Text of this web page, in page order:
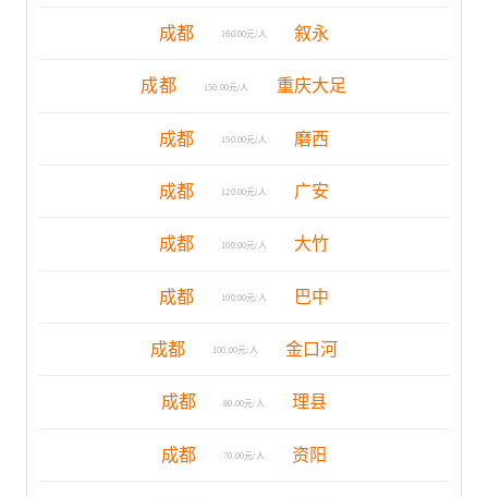
成都 160.00元/人 叙永
成都 150.00元/人 重庆大足
成都 150.00元/人 磨西
成都 120.00元/人 广安
成都 100.00元/人 大竹
成都 100.00元/人 巴中
成都 100.00元/人 金口河
成都 80.00元/人 理县
成都 70.00元/人 资阳